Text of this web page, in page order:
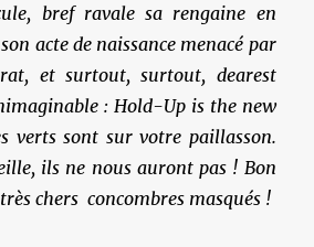
bref ravale sa rengaine en
acte de naissance menacé par
et surtout, surtout, dearest
: Hold-Up is the new
verts sont sur votre paillasson.
ils ne nous auront pas ! Bon
chers concombres masqués !